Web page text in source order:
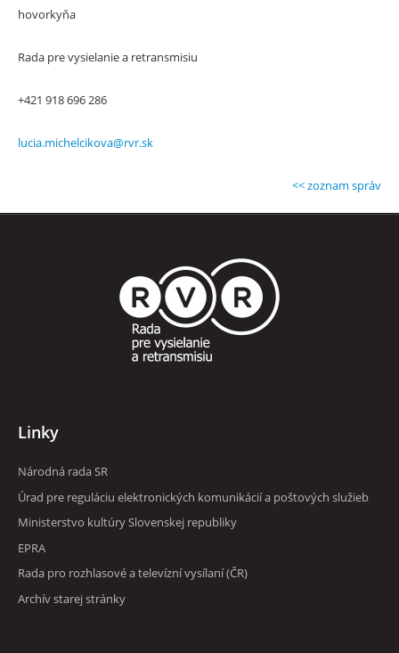
hovorkyňa
Rada pre vysielanie a retransmisiu
+421 918 696 286
lucia.michelcikova@rvr.sk
<< zoznam správ
RVR
Linky
Národná rada SR
Úrad pre reguláciu elektronických komunikácií a poštových služieb
Ministerstvo kultúry Slovenskej republiky
EPRA
Rada pro rozhlasové a televízní vysílaní (ČR)
Archív starej stránky